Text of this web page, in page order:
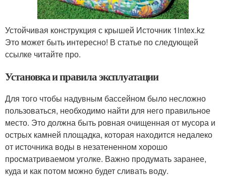
Устойчивая конструкция с крышей Источник 1intex.kz
Это может быть интересно! В статье по следующей
ссылке читайте про.
Установка и правила эксплуатации
Для того чтобы надувным бассейном было несложно
пользоваться, необходимо найти для него правильное
место. Это должна быть ровная очищенная от мусора и
острых камней площадка, которая находится недалеко
от источника воды в незатененном хорошо
просматриваемом уголке. Важно продумать заранее,
куда и как потом можно будет сливать воду.